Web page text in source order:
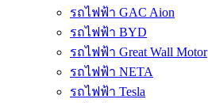
รถไฟฟ้า GAC Aion
รถไฟฟ้า BYD
รถไฟฟ้า Great Wall Motor
รถไฟฟ้า NETA
รถไฟฟ้า Tesla